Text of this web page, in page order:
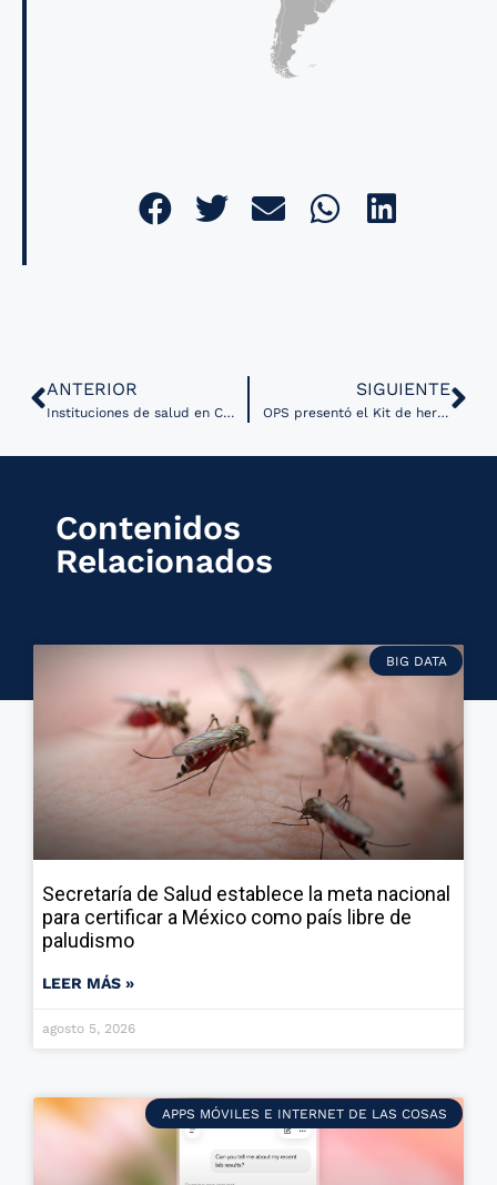
ANTERIOR
Instituciones de salud en Costa Rica firman convenios para la interoperabilidad de datos
SIGUIENTE
OPS presentó el Kit de herramientas de evaluación de la preparación para la IA en la salud pública
Contenidos
Relacionados
BIG DATA
Secretaría de Salud establece la meta nacional
para certificar a México como país libre de
paludismo
LEER MÁS »
agosto 5, 2026
APPS MÓVILES E INTERNET DE LAS COSAS